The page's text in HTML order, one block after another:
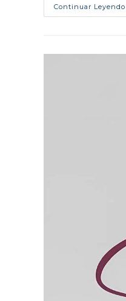
Continuar Leyendo